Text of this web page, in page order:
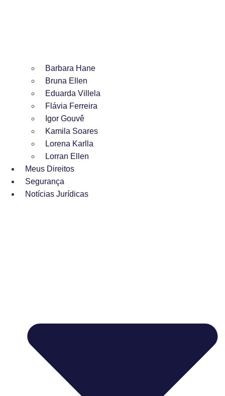
Barbara Hane
Bruna Ellen
Eduarda Villela
Flávia Ferreira
Igor Gouvê
Kamila Soares
Lorena Karlla
Lorran Ellen
Meus Direitos
Segurança
Notícias Jurídicas